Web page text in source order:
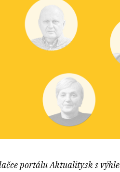
portálu Aktuality.sk s